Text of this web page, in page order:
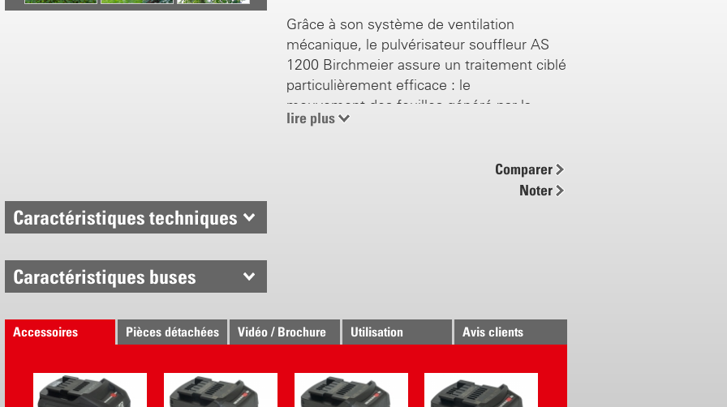
Grâce à son système de ventilation
mécanique, le pulvérisateur souffleur AS
1200 Birchmeier assure un traitement ciblé
particulièrement efficace : le
mouvement des feuilles généré par la
propulsion d'air permet une application
feuillage. La pulvérisation sous pression
relativement silencieux et facile à utiliser.
Ainsi, l'AS 1200 est plus qu'un
pulvérisateur ordinaire.
lire plus
Comparer
Noter
Caractéristiques techniques
Caractéristiques buses
Accessoires Pièces détachées Vidéo / Brochure Utilisation Avis clients